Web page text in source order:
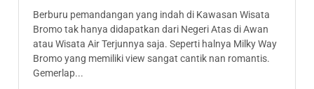
Berburu pemandangan yang indah di Kawasan Wisata
Bromo tak hanya didapatkan dari Negeri Atas di Awan
atau Wisata Air Terjunnya saja. Seperti halnya Milky Way
Bromo yang memiliki view sangat cantik nan romantis.
Gemerlap...